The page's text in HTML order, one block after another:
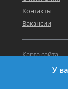
Контакты
Вакансии
©2019-2026
Карта сайта
ПолитикаУ